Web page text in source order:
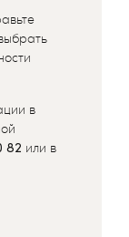
в
82 или в